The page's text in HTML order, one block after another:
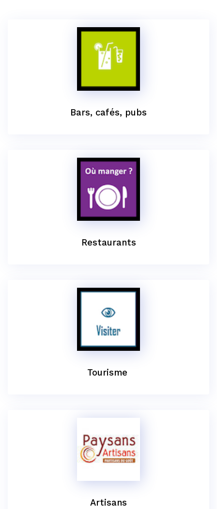
Bars, cafés, pubs
Restaurants
Tourisme
Artisans